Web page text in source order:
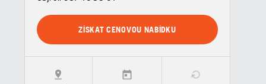
ZÍSKAT CENOVOU NABÍDKU